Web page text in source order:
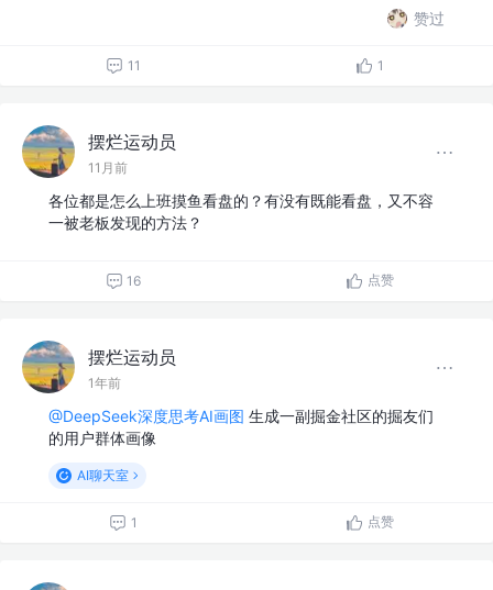
赞过
11 1
摆烂运动员
11月前
各位都是怎么上班摸鱼看盘的？有没有既能看盘，又不容
一被老板发现的方法？
16 点赞
摆烂运动员
1年前
@DeepSeek深度思考AI画图 生成一副掘金社区的掘友们
的用户群体画像
AI聊天室
1 点赞